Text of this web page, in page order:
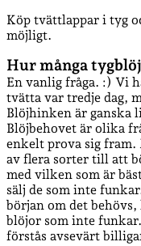
Köp tvättlappar i tyg
möjligt.
Hur många
En vanlig fråga. :) Vi
tvätta var tredje dag,
Blöjhinken är ganska
Blöjbehovet är olika
enkelt prova sig fram.
av flera sorter till att
med vilken som är
sälj de som inte
början om det
blöjor som inte
förstås avsevärt